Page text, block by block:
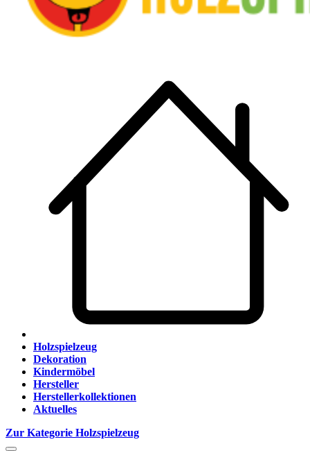
Holzspielzeug
Dekoration
Kindermöbel
Hersteller
Herstellerkollektionen
Aktuelles
Zur Kategorie Holzspielzeug